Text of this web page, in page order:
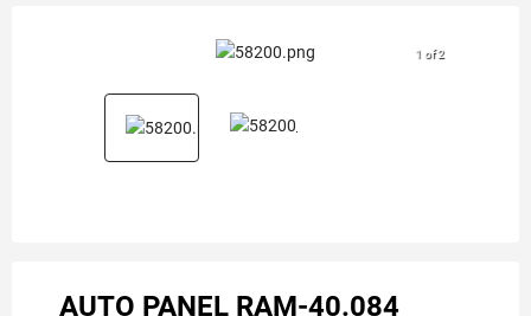
1 of 2
AUTO PANEL RAM-40.084